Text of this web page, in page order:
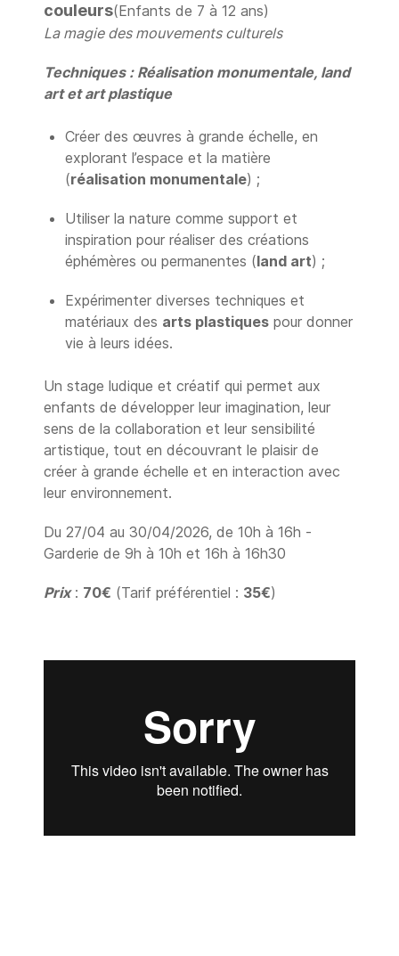
couleurs(Enfants de 7 à 12 ans)
La magie des mouvements culturels
Techniques : Réalisation monumentale, land
art et art plastique
Créer des œuvres à grande échelle, en
explorant l’espace et la matière
(réalisation monumentale) ;
Utiliser la nature comme support et
inspiration pour réaliser des créations
éphémères ou permanentes (land art) ;
Expérimenter diverses techniques et
matériaux des arts plastiques pour donner
vie à leurs idées.
Un stage ludique et créatif qui permet aux
enfants de développer leur imagination, leur
sens de la collaboration et leur sensibilité
artistique, tout en découvrant le plaisir de
créer à grande échelle et en interaction avec
leur environnement.
Du 27/04 au 30/04/2026, de 10h à 16h -
Garderie de 9h à 10h et 16h à 16h30
Prix: 70€ (Tarif préférentiel : 35€)